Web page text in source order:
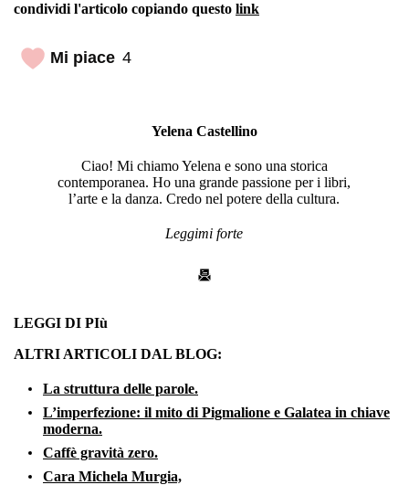
condividi l'articolo copiando questo link
Mi piace 4
Yelena Castellino
Ciao! Mi chiamo Yelena e sono una storica
contemporanea. Ho una grande passione per i libri,
l’arte e la danza. Credo nel potere della cultura.
Leggimi forte
LEGGI DI PIù
ALTRI ARTICOLI DAL BLOG:
La struttura delle parole.
L’imperfezione: il mito di Pigmalione e Galatea in chiave
moderna.
Caffè gravità zero.
Cara Michela Murgia,